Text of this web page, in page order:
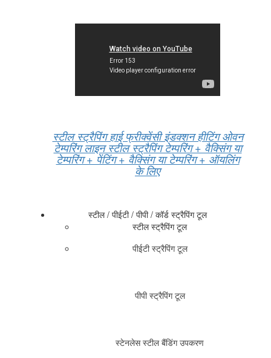
स्टील स्ट्रैपिंग हाई फ्रीक्वेंसी इंडक्शन हीटिंग ओवन
टेम्परिंग लाइन स्टील स्ट्रैपिंग टेम्परिंग + वैक्सिंग या
टेम्परिंग + पेंटिंग + वैक्सिंग या टेम्परिंग + ऑयलिंग
के लिए
स्टील / पीईटी / पीपी / कॉर्ड स्ट्रैपिंग टूल
स्टील स्ट्रैपिंग टूल
पीईटी स्ट्रैपिंग टूल
पीपी स्ट्रैपिंग टूल
स्टेनलेस स्टील बैंडिंग उपकरण